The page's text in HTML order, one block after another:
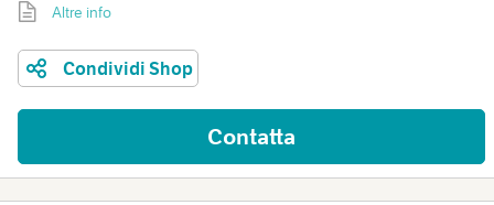
Altre info
Condividi Shop
Contatta